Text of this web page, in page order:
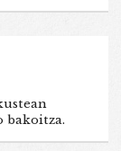
bakoitza.